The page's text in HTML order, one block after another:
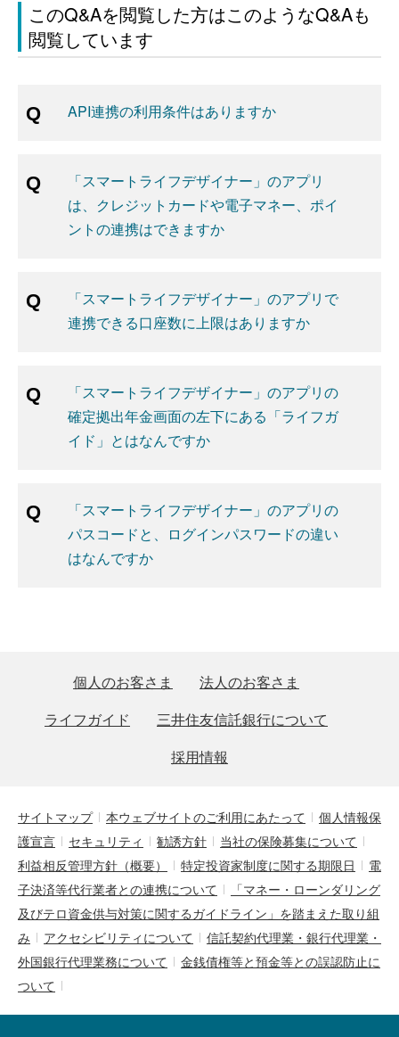
このQ&Aを閲覧した方はこのようなQ&Aも
閲覧しています
API連携の利用条件はありますか
「スマートライフデザイナー」のアプリ
は、クレジットカードや電子マネー、ポイ
ントの連携はできますか
「スマートライフデザイナー」のアプリで
連携できる口座数に上限はありますか
「スマートライフデザイナー」のアプリの
確定拠出年金画面の左下にある「ライフガ
イド」とはなんですか
「スマートライフデザイナー」のアプリの
パスコードと、ログインパスワードの違い
はなんですか
個人のお客さま
法人のお客さま
ライフガイド
三井住友信託銀行について
採用情報
サイトマップ 本ウェブサイトのご利用にあたって
個人情報保
護宣言
セキュリティ 勧誘方針
当社の保険募集について
利益相反管理方針（概要）
特定投資家制度に関する期限日
電
子決済等代行業者との連携について
「マネー・ローンダリング
及びテロ資金供与対策に関するガイドライン」を踏まえた取り組
み
アクセシビリティについて
信託契約代理業・銀行代理業・
外国銀行代理業務について
金銭債権等と預金等との誤認防止に
ついて